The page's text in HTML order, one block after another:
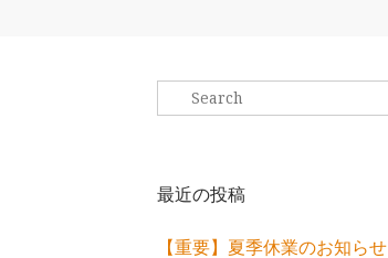
Search
for:
最近の投稿
【重要】夏季休業のお知らせ